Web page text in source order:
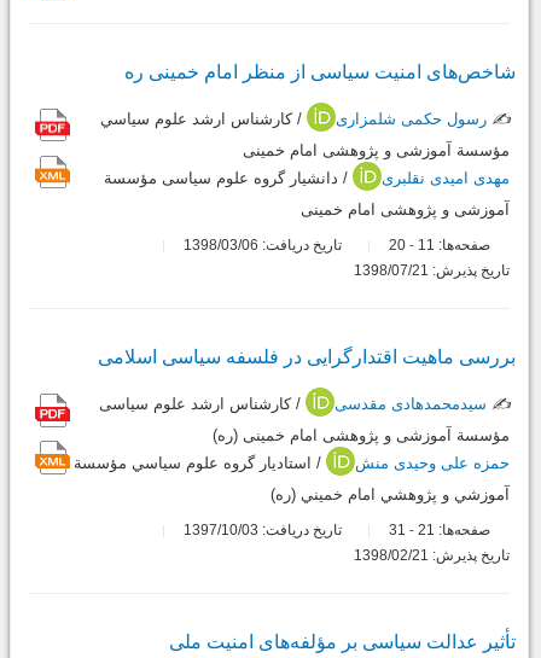
شاخص‌های امنیت سیاسی از منظر امام خمینی ره
✍️ رسول حکمی شلمزاری
/ کارشناس ارشد علوم سياسي
مؤسسة آموزشی و پژوهشی امام خمینی
مهدی امیدی نقلبری
/ دانشيار گروه علوم سیاسی مؤسسة
آموزشی و پژوهشی امام خمینی
صفحه‌ها: 11
-
تاریخ دریافت: 1398/03/06
تاریخ پذیرش: 1398/07/21
بررسی ماهیت اقتدارگرایی در فلسفه سیاسی اسلامی
✍️ سیدمحمدهادی مقدسی
/ کارشناس ارشد علوم سیاسی
مؤسسة آموزشی و پژوهشی امام خمینی (ره)
حمزه علی وحیدی منش
/ استادیار گروه علوم سياسي مؤسسة
آموزشي و پژوهشي امام خميني (ره)
صفحه‌ها: 21
-
تاریخ دریافت: 1397/10/03
تاریخ پذیرش: 1398/02/21
تأثیر عدالت سیاسی بر مؤلفه‌های امنیت ملی